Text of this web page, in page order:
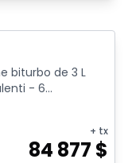
biturbo de 3 L
- 6...
+ tx
84 877 $